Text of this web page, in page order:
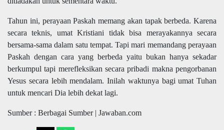
Tahun ini, perayaan Paskah memang akan tapak berbeda. Karena
secara teknis, umat Kristiani tidak bisa merayakannya secara
bersama-sama dalam satu tempat. Tapi mari memandang perayaan
Paskah dengan cara yang berbeda yaitu bukan hanya sekadar
berkumpul tapi merefleksikan secara pribadi makna pengorbanan
Yesus secara lebih mendalam. Inilah waktunya bagi umat Tuhan
untuk mencari Dia lebih dekat lagi.
Sumber : Berbagai Sumber | Jawaban.com